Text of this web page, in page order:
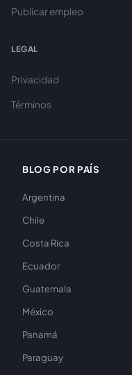
Publicar empleo
LEGAL
Privacidad
Términos
BLOG POR PAÍS
Argentina
Chile
Costa Rica
Ecuador
Guatemala
México
Panamá
Paraguay